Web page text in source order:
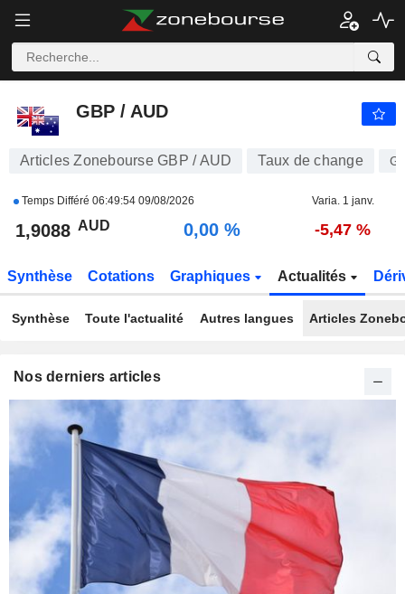
GBP / AUD
GBP / AUD
Articles Zonebourse GBP / AUD Taux de change
Temps Différé 06:49:54 09/08/2026 Varia. 1 janv.
1,9088 AUD 0,00 % -5,47 %
Synthèse Cotations Graphiques Actualités
Synthèse Toute l'actualité Autres langues Articles
Nos derniers articles